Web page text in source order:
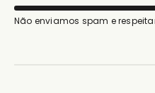
Não enviamos spam e